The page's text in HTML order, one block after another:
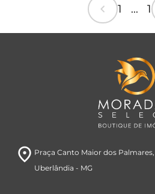
chevron_left 1 ... 1
room Praça Canto Maior dos Palmares
Uberlândia - MG